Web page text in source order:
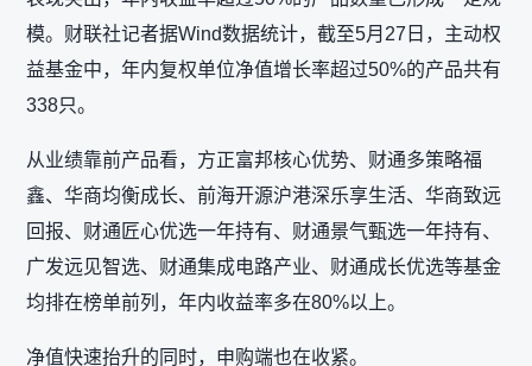
模。财联社记者据Wind数据统计，截至5月27日，主动权
益基金中，年内复权单位净值增长率超过50%的产品共有
338只。
从业绩靠前产品看，方正富邦核心优势、财通多策略福
鑫、华商均衡成长、前海开源沪港深乐享生活、华商致远
回报、财通匠心优选一年持有、财通景气甄选一年持有、
广发远见智选、财通集成电路产业、财通成长优选等基金
均排在榜单前列，年内收益率多在80%以上。
净值快速抬升的同时，申购端也在收紧。